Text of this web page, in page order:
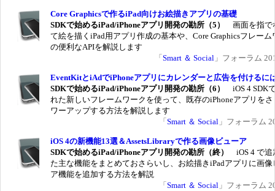
Core Graphicsで作るiPad向けお絵描きアプリの基礎
SDKで始めるiPad/iPhoneアプリ開発の勘所（5） 画面を指で
て絵を描くiPad用アプリ作成の基本や、Core Graphicsフレーム
の便利なAPIを解説します
「 Smart ＆ Social 」フォーラム
EventKitとiAdでiPhoneアプリにカレンダーと広告を付けるに
SDKで始めるiPad/iPhoneアプリ開発の勘所（6） iOS 4 SDK
れた新しいフレームワークを使って、既存のiPhoneアプリを
ワーアップする方法を解説します
「 Smart ＆ Social 」フォーラム
iOS 4の新機能13選＆AssetsLibraryで作る画像ビューア
SDKで始めるiPad/iPhoneアプリ開発の勘所（終） iOS 4 で
た主な機能をまとめておさらいし、お絵描きiPadアプリに画像
ア機能を追加する方法を解説
「 Smart ＆ Social 」フォーラム